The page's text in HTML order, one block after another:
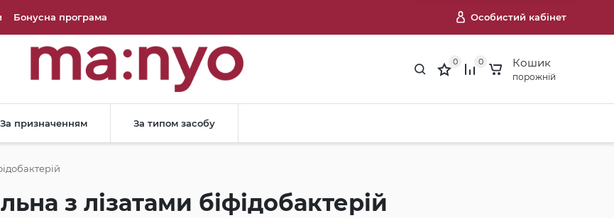
Бонусна програма Особистий кабінет
0 0 Кошик
порожній
За призначенням За типом засобу
з лізатами біфідобактерій